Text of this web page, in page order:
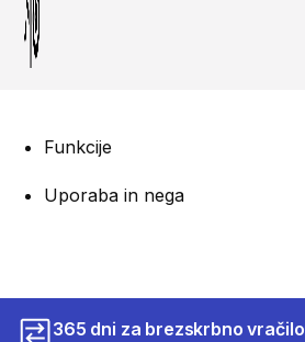
Funkcije
Uporaba in nega
365 dni za brezskrbno vračilo